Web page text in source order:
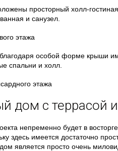
просторный холл-
и санузел.
особой форме крыши
спальни и холл.
дом с террасой
непременно будет в
здесь имеется достаточно
является просто очень